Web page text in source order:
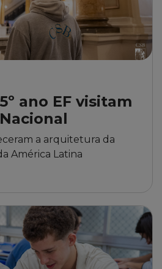
ano EF visitam
a arquitetura da
América Latina